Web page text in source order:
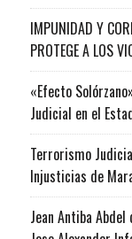
IMPUNIDAD Y
PROTEGE A LOS
«Efecto
Judicial en el
Terrorismo
Injusticias de
Jean Antiba